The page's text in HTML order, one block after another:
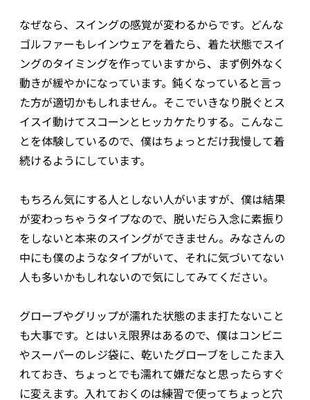
なぜなら、スイングの感覚が変わるからです。どんな
ゴルファーもレインウェアを着たら、着た状態でスイ
ングのタイミングを作っていますから、まず例外なく
動きが緩やかになっています。鈍くなっていると言っ
た方が適切かもしれません。そこでいきなり脱ぐとス
イスイ動けてスコーンとヒッカケたりする。こんなこ
とを体験しているので、僕はちょっとだけ我慢して着
続けるようにしています。
もちろん気にする人としない人がいますが、僕は結果
が変わっちゃうタイプなので、脱いだら入念に素振り
をしないと本来のスイングができません。みなさんの
中にも僕のようなタイプがいて、それに気づいてない
人も多いかもしれないので気にしてみてください。
グローブやグリップが濡れた状態のまま打たないこと
も大事です。とはいえ限界はあるので、僕はコンビニ
やスーパーのレジ袋に、乾いたグローブをしこたま入
れておき、ちょっとでも濡れて嫌だなと思ったらすぐ
に変えます。入れておくのは練習で使ってちょっと穴